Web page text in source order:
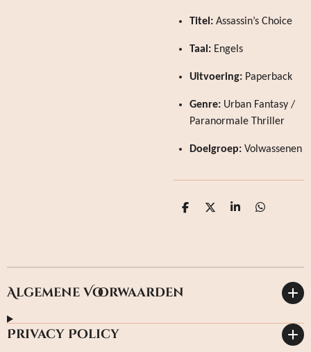
Titel: Assassin’s Choice
Taal: Engels
Uitvoering: Paperback
Genre: Urban Fantasy /
Paranormale Thriller
Doelgroep: Volwassenen
D
D
S
D
Algemene Voorwaarden
Privacy Policy